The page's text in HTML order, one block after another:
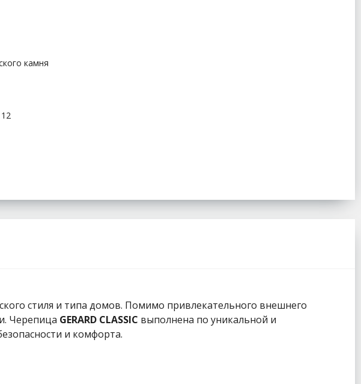
камня
12
стиля и типа домов. Помимо привлекательного внешнего
Черепица GERARD CLASSIC выполнена по уникальной и
и комфорта.